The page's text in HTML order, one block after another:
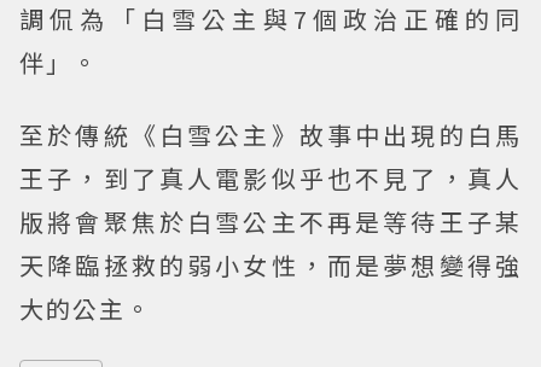
調侃為「白雪公主與7個政治正確的同
伴」。
至於傳統《白雪公主》故事中出現的白馬
王子，到了真人電影似乎也不見了，真人
版將會聚焦於白雪公主不再是等待王子某
天降臨拯救的弱小女性，而是夢想變得強
大的公主。